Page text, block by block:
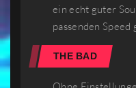
ein echt guter
passenden Speed
THE BAD